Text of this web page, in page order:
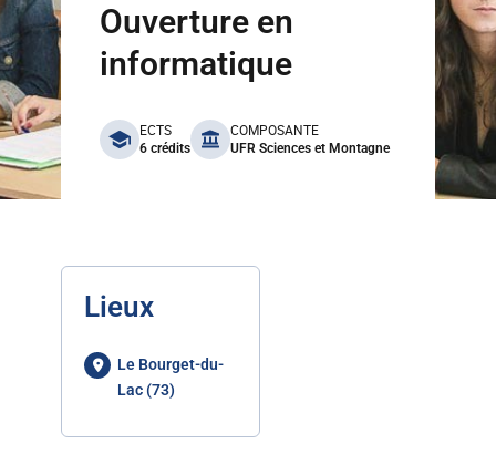
Ouverture en
informatique
benefits
ECTS
6 crédits
COMPOSANTE
UFR Sciences et Montagne
Lieux
Le Bourget-du-
Lac (73)